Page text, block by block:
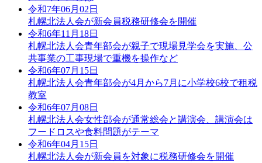
令和7年06月02日
札幌北法人会が新会員税務研修会を開催
令和6年11月18日
札幌北法人会青年部会が親子で現場見学会を実施、公
共事業の工事現場で重機を操作など
令和6年07月15日
札幌北法人会青年部会が4月から7月に小学校6校で租税
教室
令和6年07月08日
札幌北法人会女性部会が通常総会と講演会、講演会は
フードロスや食料問題がテーマ
令和6年04月15日
札幌北法人会が新会員を対象に税務研修会を開催